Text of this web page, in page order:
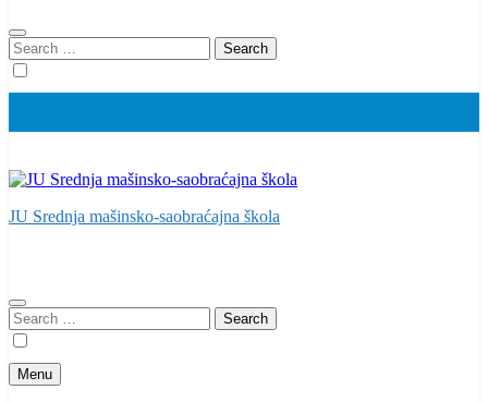
Search
for:
JU Srednja mašinsko-saobraćajna škola
Search
for:
Menu